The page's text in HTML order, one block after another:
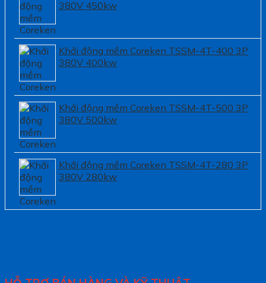
380V 450kw
Khởi động mềm Coreken TSSM-4T-400 3P
380V 400kw
Khởi động mềm Coreken TSSM-4T-500 3P
380V 500kw
Khởi động mềm Coreken TSSM-4T-280 3P
380V 280kw